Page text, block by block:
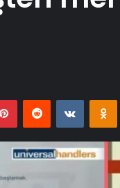
PinterestReddit